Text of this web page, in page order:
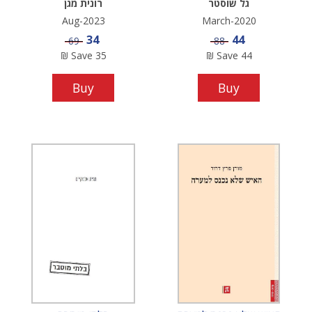
גל שוסטר
March-2020
Sale price
44
Price
88
Save 44
₪
Buy
רונית מגן
Aug-2023
Sale price
34
Price
69
Save 35
₪
Buy